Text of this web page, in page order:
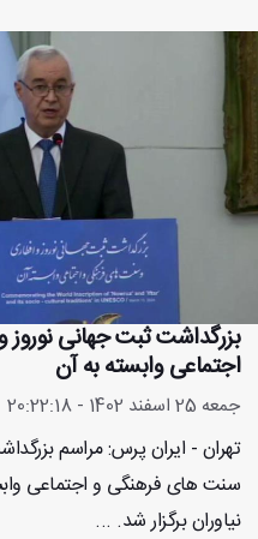
بزرگداشت ثبت جهانی
اجتماعی وابسته به آن
جمعه 25 اسفند 1402 - 20:22:18
تهران - ایران پرس: مراسم
سنت های فرهنگی و اجتماعی
نیاوران برگزار شد. ...